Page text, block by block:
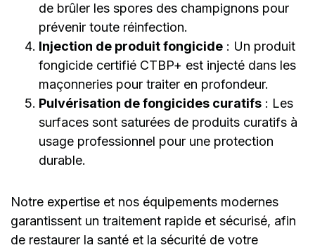
de brûler les spores des champignons pour
prévenir toute réinfection.
Injection de produit fongicide : Un produit
fongicide certifié CTBP+ est injecté dans les
maçonneries pour traiter en profondeur.
Pulvérisation de fongicides curatifs : Les
surfaces sont saturées de produits curatifs à
usage professionnel pour une protection
durable.
Notre expertise et nos équipements modernes
garantissent un traitement rapide et sécurisé, afin
de restaurer la santé et la sécurité de votre